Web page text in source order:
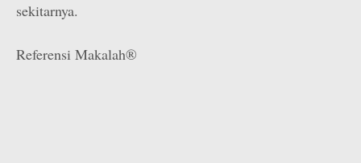
sekitarnya.
Referensi Makalah®